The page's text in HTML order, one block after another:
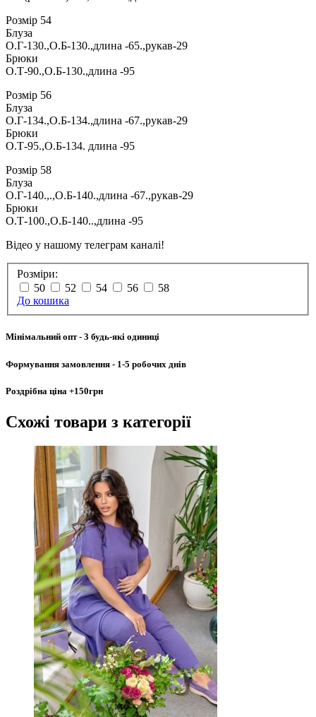
Розмір 54
Блуза
О.Г-130.,О.Б-130.,длина -65.,рукав-29
Брюки
О.Т-90.,О.Б-130.,длина -95
Розмір 56
Блуза
О.Г-134.,О.Б-134.,длина -67.,рукав-29
Брюки
О.Т-95.,О.Б-134. длина -95
Розмір 58
Блуза
О.Г-140.,.,О.Б-140.,длина -67.,рукав-29
Брюки
О.Т-100.,О.Б-140..,длина -95
Відео у нашому телеграм каналі!
Розміри:
50
52 54 56
58
До кошика
Мінімальний опт- 3 будь-які одиниці
Формування замовлення - 1-5 робочих днів
Роздрібна ціна +150грн
Схожі товари з категорії